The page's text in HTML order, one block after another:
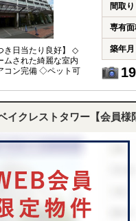
き日当たり良好】 ◇
ムされた綺麗な室内
コン完備 ◇ペット可
間取り
専有
築年月
19
イクレストタワー【会員様